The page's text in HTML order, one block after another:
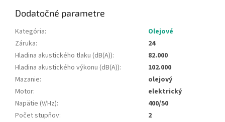
Dodatočné parametre
Kategória:
Olejové
Záruka:
24
Hladina akustického tlaku (dB(A)):
82.000
Hladina akustického výkonu (dB(A)):
102.000
Mazanie:
olejový
Motor:
elektrický
Napätie (V/Hz):
400/50
Počet stupňov:
2